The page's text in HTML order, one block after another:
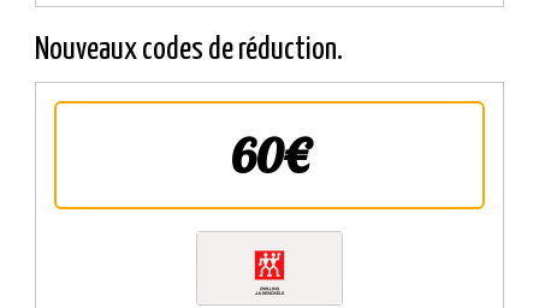
Nouveaux codes de réduction.
60€